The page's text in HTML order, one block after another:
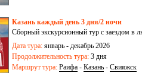
Казань каждый день 3 дня/2 ночи
Сборный экскурсионный тур с заездом в
Дата тура: январь - декабрь 2026
Продолжительность тура: 3 дня
Маршрут тура: Раифа - Казань - Свияжск